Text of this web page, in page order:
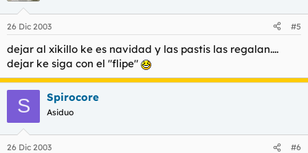
26 Dic 2003 #5
dejar al xikillo ke es navidad y las pastis las regalan....
dejar ke siga con el "flipe"
S Spirocore
Asiduo
26 Dic 2003 #6